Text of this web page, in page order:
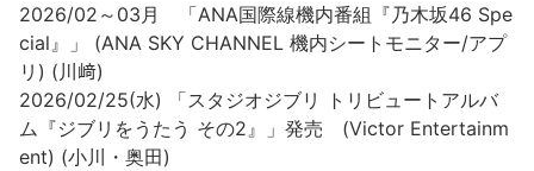
2026/02～03月 「ANA国際線機内番組『乃木坂46 Spe
cial』」 (ANA SKY CHANNEL 機内シートモニター/アプ
リ) (川﨑)
2026/02/25(水) 「スタジオジブリ トリビュートアルバ
ム『ジブリをうたう その2』」発売 (Victor Entertainm
ent) (小川・奥田)